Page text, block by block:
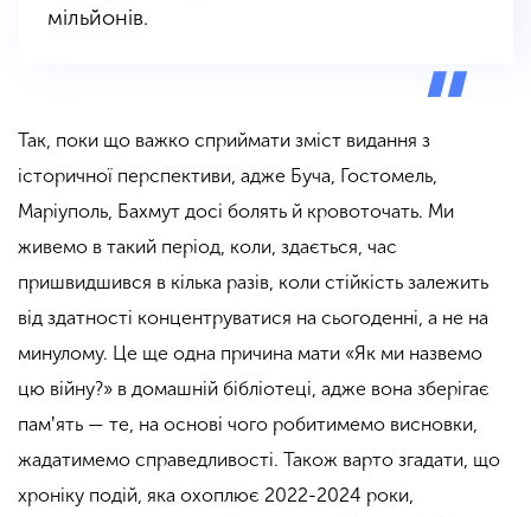
мільйонів.
Так, поки що важко сприймати зміст видання з
історичної перспективи, адже Буча, Гостомель,
Маріуполь, Бахмут досі болять й кровоточать. Ми
живемо в такий період, коли, здається, час
пришвидшився в кілька разів, коли стійкість залежить
від здатності концентруватися на сьогоденні, а не на
минулому. Це ще одна причина мати «Як ми назвемо
цю війну?» в домашній бібліотеці, адже вона зберігає
памʼять — те, на основі чого робитимемо висновки,
жадатимемо справедливості. Також варто згадати, що
хроніку подій, яка охоплює 2022-2024 роки,